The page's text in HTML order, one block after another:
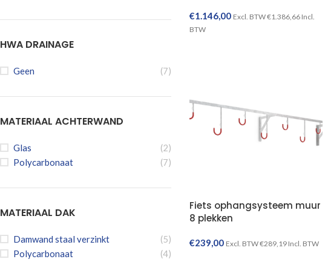
HWA DRAINAGE
Geen (7)
MATERIAAL ACHTERWAND
Glas
(2)
Polycarbonaat
(7)
MATERIAAL DAK
Damwand staal verzinkt
(5)
Polycarbonaat
(4)
€1.146,00 Excl. BTW€1.386,66Incl.
BTW
Fiets ophangsysteem muur
8 plekken
€239,00 Excl. BTW€289,19Incl. BTW